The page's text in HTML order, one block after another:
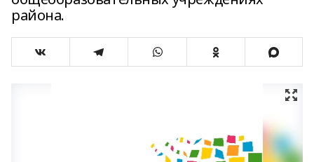
района.